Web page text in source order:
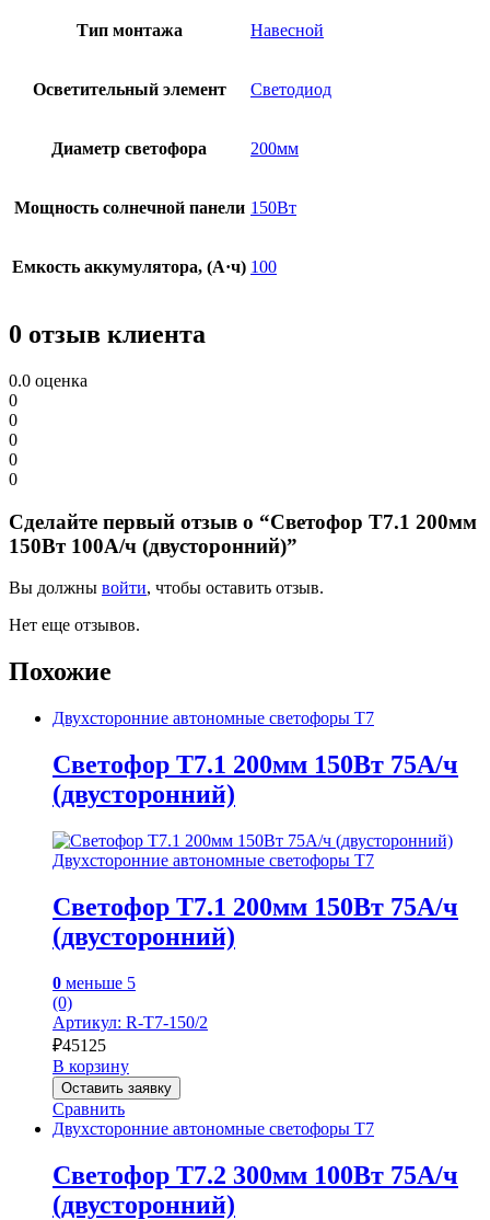
Тип монтажа Навесной
Осветительный элемент Светодиод
Диаметр светофора 200мм
Мощность солнечной панели 150Вт
Емкость аккумулятора, (А·ч) 100
0 отзыв клиента
0.0 оценка
0
0
0
0
0
Сделайте первый отзыв о “Светофор Т7.1 200мм
150Вт 100А/ч (двусторонний)”
Вы должны войти, чтобы оставить отзыв.
Нет еще отзывов.
Похожие
Двухсторонние автономные светофоры Т7
Светофор Т7.1 200мм 150Вт 75А/ч
(двусторонний)
Двухсторонние автономные светофоры Т7
Светофор Т7.1 200мм 150Вт 75А/ч
(двусторонний)
0 меньше 5
(0)
Артикул: R-Т7-150/2
₽45125
В корзину
Оставить заявку
Сравнить
Двухсторонние автономные светофоры Т7
Светофор Т7.2 300мм 100Вт 75А/ч
(двусторонний)